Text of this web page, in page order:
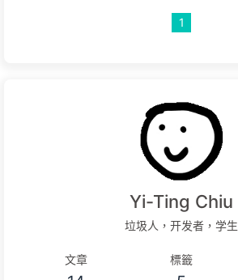
1
Yi-Ting Chiu
垃圾人，开发者，学生
文章 標籤